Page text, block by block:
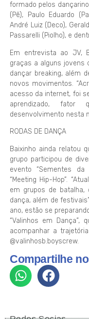
formado pelos
(Pê), Paulo Eduardo
André Luiz (Deco),
Passarelli (Piolho), e
Em entrevista ao JV,
graças a alguns jovens
dançar breaking, além
novos movimentos.
acesso da internet, foi
aprendizado,
desenvolvimento nesta
RODAS DE DANÇA
Baixinho ainda relatou
grupo participou de
evento “Sementes da
“Meeting Hip-Hop”.
em grupos de batalha,
dança, além de
ano, estão se
“Valinhos em Dança”,
acompanhar a
@valinhosb.boyscrew.
Compartilhe